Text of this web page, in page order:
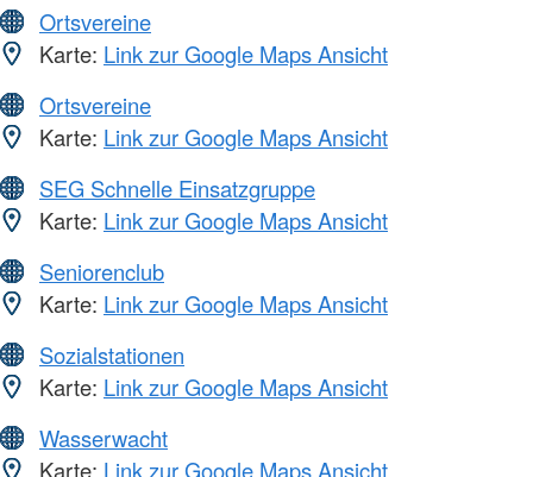
Ortsvereine
Karte: Link zur Google Maps Ansicht
Ortsvereine
Karte: Link zur Google Maps Ansicht
SEG Schnelle Einsatzgruppe
Karte: Link zur Google Maps Ansicht
Seniorenclub
Karte: Link zur Google Maps Ansicht
Sozialstationen
Karte: Link zur Google Maps Ansicht
Wasserwacht
Karte: Link zur Google Maps Ansicht